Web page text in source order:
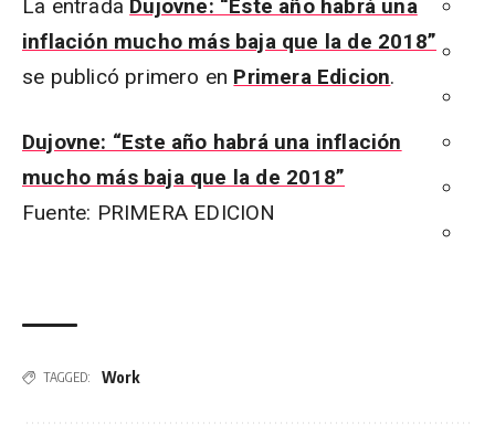
La entrada Dujovne: “Este año habrá una
inflación mucho más baja que la de 2018”
se publicó primero en Primera Edicion.
Dujovne: “Este año habrá una inflación
mucho más baja que la de 2018”
Fuente: PRIMERA EDICION
TAGGED: Work